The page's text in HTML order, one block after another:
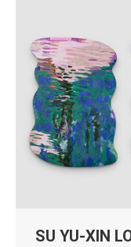
SU YU-XIN